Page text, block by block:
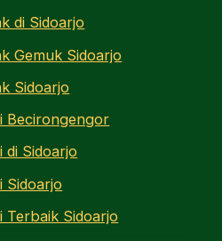
di Sidoarjo
Gemuk Sidoarjo
Sidoarjo
Becirongengor
di Sidoarjo
Sidoarjo
Terbaik Sidoarjo